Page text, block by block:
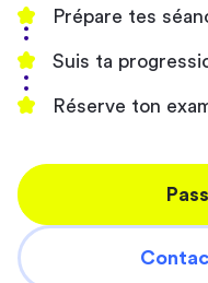
Prépare tes
Suis ta
Réserve ton